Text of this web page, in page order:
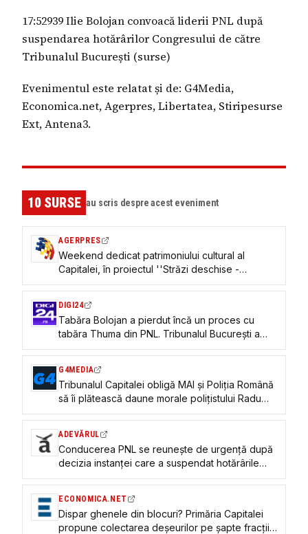
17:52939 Ilie Bolojan convoacă liderii PNL după
suspendarea hotărârilor Congresului de către
Tribunalul București (surse)
Evenimentul este relatat și de: G4Media,
Economica.net, Agerpres, Libertatea, Stiripesurse
Ext, Antena3.
10SURSE au scris despre acest eveniment
AGERPRES
Weekend dedicat patrimoniului cultural al
Capitalei, în proiectul ''Străzi deschise -
București, Promenadă urbană''
DIGI24
Tabăra Bolojan a pierdut încă un proces cu
tabăra Thuma din PNL. Tribunalul București a
suspendat deciziile adoptate la Congres
G4MEDIA
Tribunalul Capitalei obligă MAI şi Poliţia Română
să îi plătească daune morale poliţistului Radu
Gavriş pentru că l-au sancţionat abuziv
ADEVĂRUL
Conducerea PNL se reunește de urgență după
decizia instanței care a suspendat hotărârile
Congresului
ECONOMICA.NET
Dispar ghenele din blocuri? Primăria Capitalei
propune colectarea deșeurilor pe șapte fracții